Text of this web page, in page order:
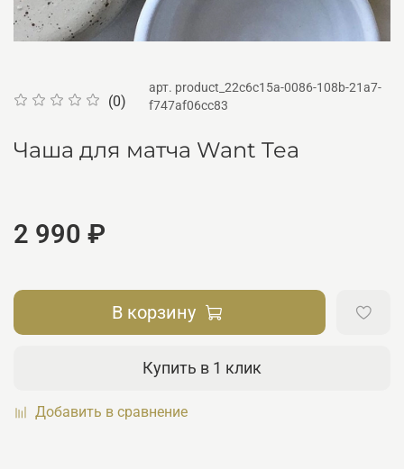
(0)
арт. product_22c6c15a-0086-108b-21a7-
f747af06cc83
Чаша для матча Want Tea
2 990 ₽
В корзину
Купить в 1 клик
Добавить в сравнение